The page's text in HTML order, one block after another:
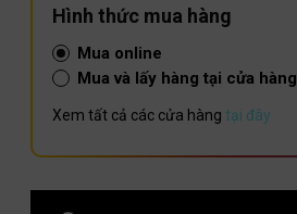
Hình thức mua hàng
Mua online
Mua và lấy hàng tại cửa hàng
Xem tất cả các cửa hàng tại đây